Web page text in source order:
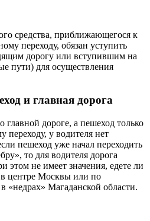
средства, приближающегося к
переходу, обязан уступить
дорогу или вступившим на
пути) для осуществления
и главная дорога
главной дороге, а пешеход только
переходу, у водителя нет
пешеход уже начал переходить
то для водителя дорога
этом не имеет значения, едете ли
центре Москвы или по
«недрах» Магаданской области.